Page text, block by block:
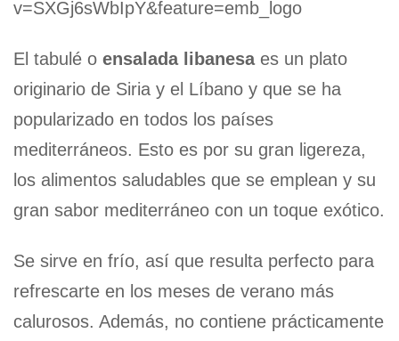
v=SXGj6sWbIpY&feature=emb_logo
El tabulé o ensalada libanesaes un plato
originario de Siria y el Líbano y que se ha
popularizado en todos los países
mediterráneos. Esto es por su gran ligereza,
los alimentos saludables que se emplean y su
gran sabor mediterráneo con un toque exótico.
Se sirve en frío, así que resulta perfecto para
refrescarte en los meses de verano más
calurosos. Además, no contiene prácticamente